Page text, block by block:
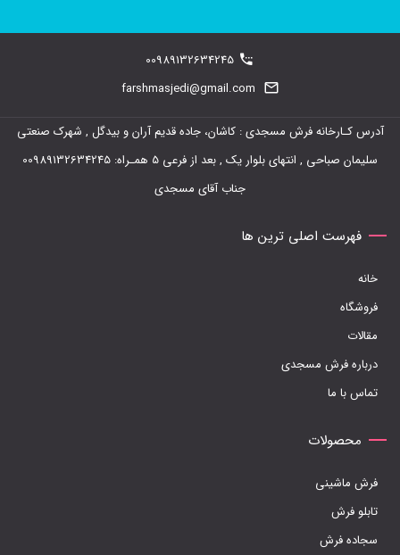
در
محصول
می
باشد.
است
صفحه
محصول
انتخاب
00989132634245
farshmasjedi@gmail.com
آدرس کـارخانه فرش مسجدی : کاشان، جاده قدیم آران و بیدگل , شهرک صنعتی
سلیمان صباحی , انتهای بلوار یک , بعد از فرعی 5 همـراه: 00989132634245
جناب آقای مسجدی
فهرست اصلی ترین ها
خانه
فروشگاه
مقالات
درباره فرش مسجدی
تماس با ما
محصولات
فرش ماشینی
تابلو فرش
سجاده فرش